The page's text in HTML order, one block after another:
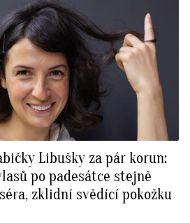
Libušky za pár korun:
po padesátce stejně
zklidní svědící pokožku